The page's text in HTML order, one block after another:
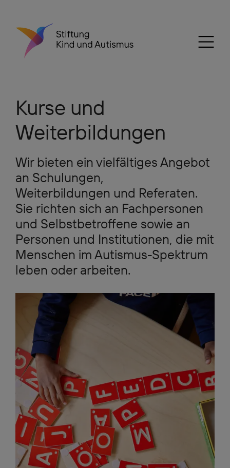
Kurse und
Weiterbildungen
Wir bieten ein vielfältiges Angebot
an Schulungen,
Weiterbildungen und Referaten.
Sie richten sich an Fachpersonen
und Selbstbetroffene sowie an
Personen und Institutionen, die mit
Menschen im Autismus-Spektrum
leben oder arbeiten.